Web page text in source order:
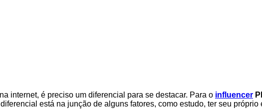
na internet, é preciso um diferencial para se destacar. Para o influencer
está na junção de alguns fatores, como estudo, ter seu